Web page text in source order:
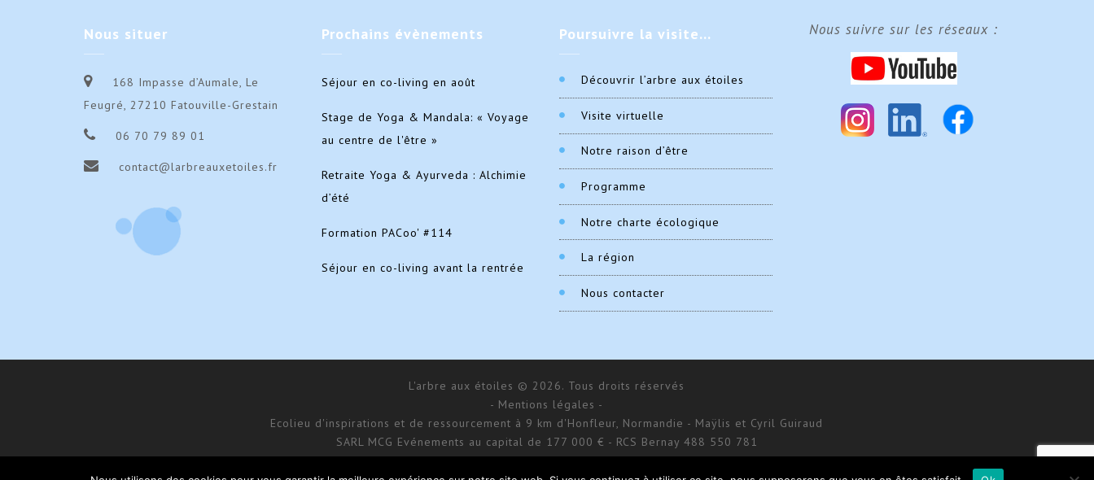
Nous situer
168 Impasse d’Aumale, Le
Feugré, 27210 Fatouville-Grestain
06 70 79 89 01
contact@larbreauxetoiles.fr
Prochains évènements
Séjour en co-living en août
Stage de Yoga & Mandala: « Voyage
au centre de l'être »
Retraite Yoga & Ayurveda : Alchimie
d’été
Formation PACoo' #114
Séjour en co-living avant la rentrée
Poursuivre la visite…
Découvrir l’arbre aux étoiles
Visite virtuelle
Notre raison d’être
Programme
Notre charte écologique
La région
Nous contacter
Nous suivre sur les réseaux :
L'arbre aux étoiles © 2026. Tous droits réservés
- Mentions légales -
Ecolieu d'inspirations et de ressourcement à 9 km d'Honfleur, Normandie - Maÿlis et Cyril Guiraud
SARL MCG Evénements au capital de 177 000 € - RCS Bernay 488 550 781
168 impasse d’Aumale - 27 210 Fatouville-Grestain